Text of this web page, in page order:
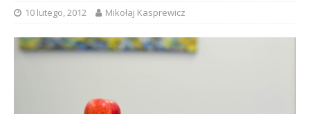
10 lutego, 2012 Mikołaj Kasprewicz